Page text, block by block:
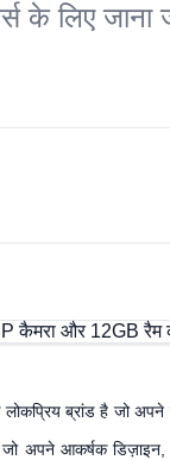
के लिए जाना
लोकप्रिय ब्रांड है जो
जो अपने आकर्षक डिज़ाइन,